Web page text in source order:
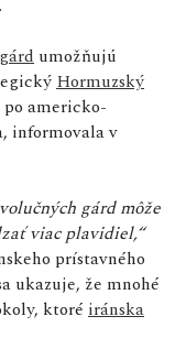
umožňujú
Hormuzský
americko-
informovala v
gárd môže
viac plavidiel,“
prístavného
ukazuje, že mnohé
ktoré iránska